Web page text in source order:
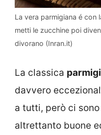
La vera parmigiana é con
metti le zucchine poi
divorano (Inran.it)
La classica
davvero
a tutti, però ci
altrettanto buone